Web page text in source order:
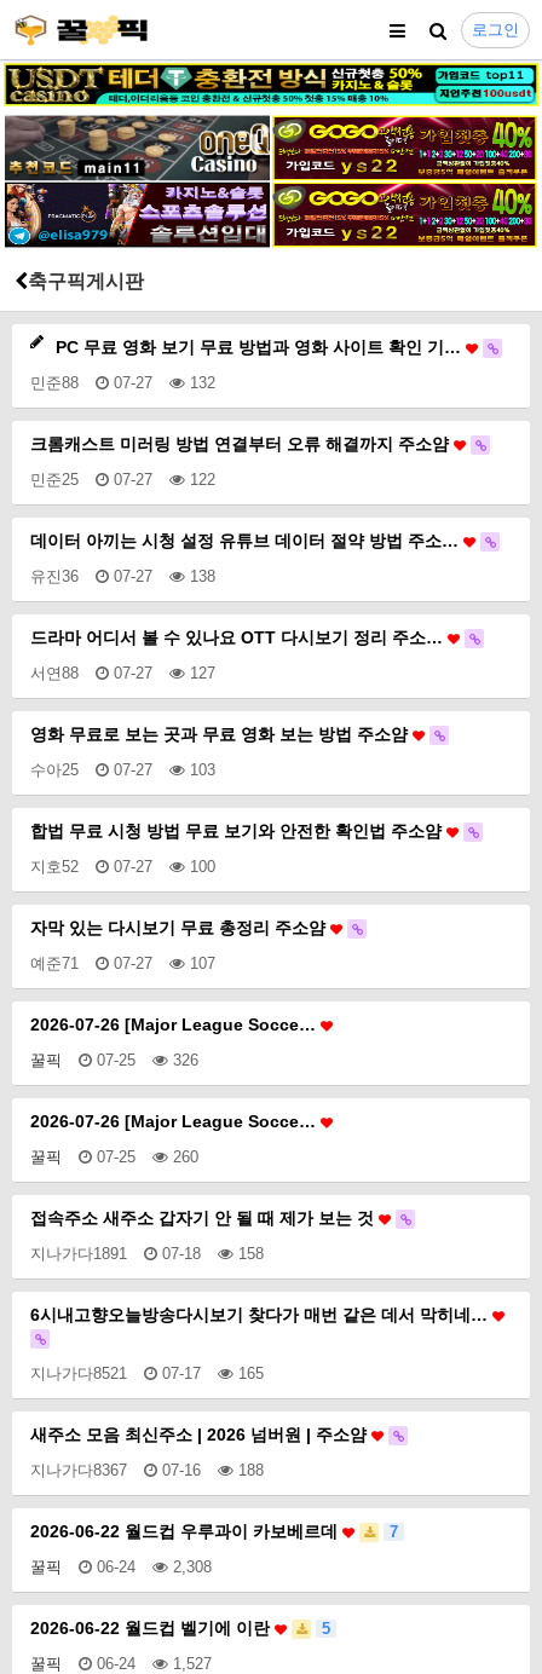
로그인
축구픽게시판
PC 무료 영화 보기 무료 방법과 영화 사이트 확인 기…
민준88 07-27 132
크롬캐스트 미러링 방법 연결부터 오류 해결까지 주소얌
민준25 07-27 122
데이터 아끼는 시청 설정 유튜브 데이터 절약 방법 주소…
유진36 07-27 138
드라마 어디서 볼 수 있나요 OTT 다시보기 정리 주소…
서연88 07-27 127
영화 무료로 보는 곳과 무료 영화 보는 방법 주소얌
수아25 07-27 103
합법 무료 시청 방법 무료 보기와 안전한 확인법 주소얌
지호52 07-27 100
자막 있는 다시보기 무료 총정리 주소얌
예준71 07-27 107
2026-07-26 [Major League Socce…
꿀픽 07-25 326
2026-07-26 [Major League Socce…
꿀픽 07-25 260
접속주소 새주소 갑자기 안 될 때 제가 보는 것
지나가다1891 07-18 158
6시내고향오늘방송다시보기 찾다가 매번 같은 데서 막히네…
지나가다8521 07-17 165
새주소 모음 최신주소 | 2026 넘버원 | 주소얌
지나가다8367 07-16 188
2026-06-22 월드컵 우루과이 카보베르데
7
꿀픽
06-24 2,308
2026-06-22 월드컵 벨기에 이란
5
꿀픽
06-24 1,527